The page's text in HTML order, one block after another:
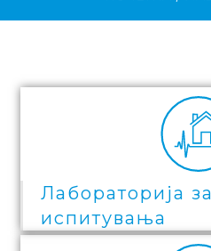
Лабораторија
испитувања